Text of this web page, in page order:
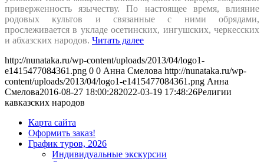
приверженность язычеству. По настоящее время, влияние
родовых культов и связанные с ними обрядами,
прослеживается в укладе осетинских, ингушских, черкесских
и абхазских народов. Читать далее
http://nunataka.ru/wp-content/uploads/2013/04/logo1-
e1415477084361.png 0 0 Анна Смелова http://nunataka.ru/wp-
content/uploads/2013/04/logo1-e1415477084361.png Анна
Смелова2016-08-27 18:00:282022-03-19 17:48:26Религии
кавказских народов
Карта сайта
Оформить заказ!
График туров, 2026
Индивидуальные экскурсии